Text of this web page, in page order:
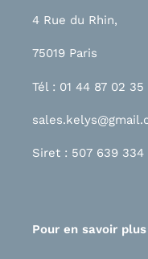
4 Rue du Rhin,
75019 Paris
Tél : 01 44 87 02 35
Siret : 507 639 334
Pour en savoir plus